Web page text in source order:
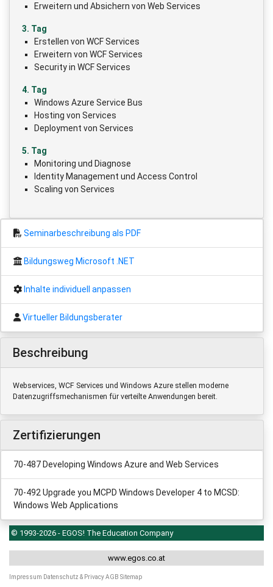
Erweitern und Absichern von Web Services
3. Tag
Erstellen von WCF Services
Erweitern von WCF Services
Security in WCF Services
4. Tag
Windows Azure Service Bus
Hosting von Services
Deployment von Services
5. Tag
Monitoring und Diagnose
Identity Management und Access Control
Scaling von Services
Seminarbeschreibung als PDF
Bildungsweg Microsoft .NET
Inhalte individuell anpassen
Virtueller Bildungsberater
Beschreibung
Webservices, WCF Services und Windows Azure stellen moderne
Datenzugriffsmechanismen für verteilte Anwendungen bereit.
Zertifizierungen
70-487 Developing Windows Azure and Web Services
70-492 Upgrade you MCPD Windows Developer 4 to MCSD:
Windows Web Applications
© 1993-2026 - EGOS! The Education Company
www.egos.co.at
Impressum Datenschutz & PrivacyAGB Sitemap